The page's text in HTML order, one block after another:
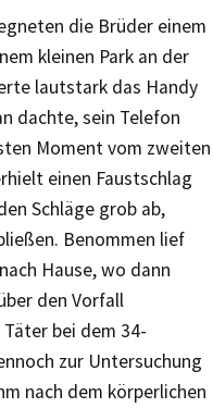
die Brüder einem
kleinen Park an der
lautstark das Handy
dachte, sein Telefon
Moment vom zweiten
einen Faustschlag
Schläge grob ab,
Benommen lief
Hause, wo dann
den Vorfall
bei dem 34-
zur Untersuchung
nach dem körperlichen